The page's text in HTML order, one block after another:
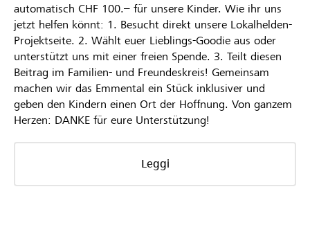
automatisch CHF 100.– für unsere Kinder. Wie ihr uns
jetzt helfen könnt: 1. Besucht direkt unsere Lokalhelden-
Projektseite. 2. Wählt euer Lieblings-Goodie aus oder
unterstützt uns mit einer freien Spende. 3. Teilt diesen
Beitrag im Familien- und Freundeskreis! Gemeinsam
machen wir das Emmental ein Stück inklusiver und
geben den Kindern einen Ort der Hoffnung. Von ganzem
Herzen: DANKE für eure Unterstützung!
Leggi